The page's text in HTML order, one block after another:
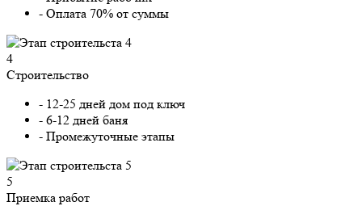
- Оплата 70% от суммы
4
Строительство
- 12-25 дней дом под ключ
- 6-12 дней баня
- Промежуточные этапы
5
Приемка работ